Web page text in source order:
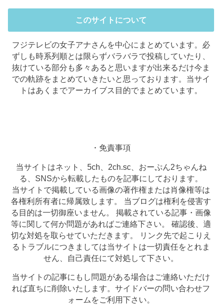
このサイトについて
フジテレビの女子アナさんを中心にまとめています。必
ずしも時系列順とは限らずバラバラで投稿していたり、
抜けている部分も多々あると思いますが出来るだけ今ま
での軌跡をまとめていきたいと思っております。当サイ
トはあくまでアーカイブス目的でまとめています。
・免責事項
当サイトはネット、5ch、2ch.sc、おーぷん2ちゃんね
る、SNSから転載したものを記事にしております。
当サイトで掲載している画像の著作権または肖像権等は
各権利所有者に帰属致します。 当ブログは権利を侵害す
る目的は一切御座いません。 掲載されている記事・画像
等に関して何か問題があればご連絡下さい。 確認後、適
切な対処を取らせていただきます。 リンク先で起こりえ
るトラブルにつきましては当サイトは一切責任をとれま
せん、自己責任にて対処して下さい。
当サイトの記事にもし問題がある場合はご連絡いただけ
れば直ちに削除いたします。サイドバーの問い合わせフ
ォームをご利用下さい。